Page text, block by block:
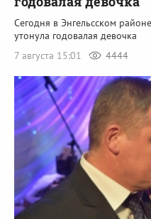
Сегодня в Энгельсском
утонула годовалая девочка
7 августа 15:01
4444